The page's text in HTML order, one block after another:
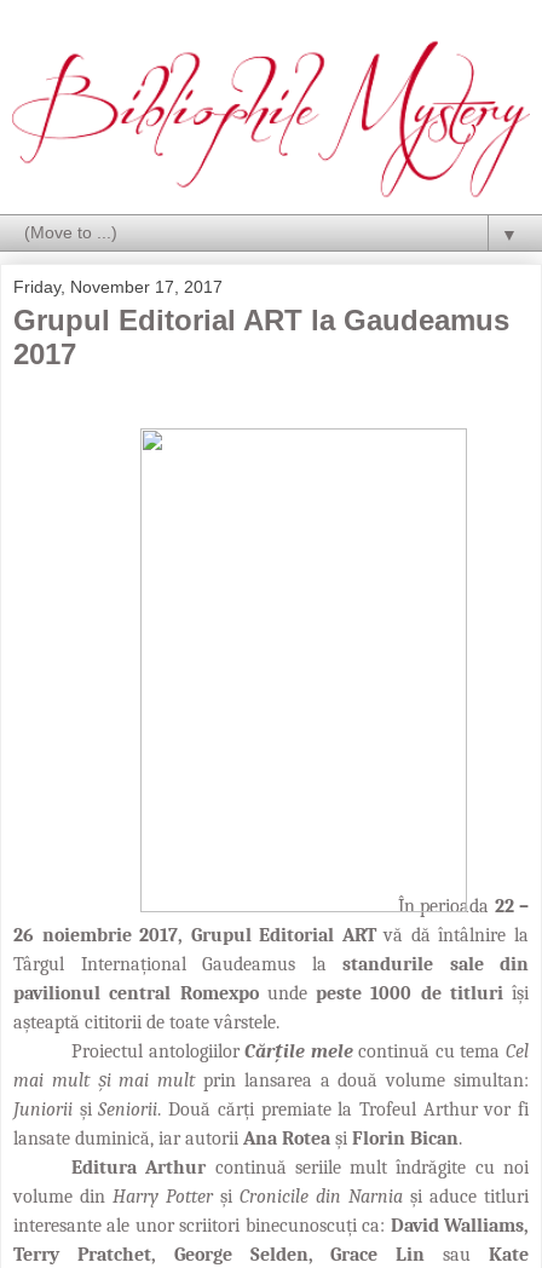
▼
Friday, November 17, 2017
Grupul Editorial ART la Gaudeamus
2017
În perioada 22 –
26 noiembrie 2017, Grupul Editorial ARTvă dă întâlnire la
Târgul Internațional Gaudeamus la standurile sale din
pavilionul central Romexpo unde peste 1000 de titluriîși
așteaptă cititorii de toate vârstele.
Proiectul antologiilorCărțile melecontinuă cu temaCel
mai mult și mai multprin lansarea a două volume simultan:
Juniorii șiSeniorii. Două cărți premiate la Trofeul Arthur vor fi
lansate duminică, iar autorii Ana Rotea și Florin Bican.
Editura Arthurcontinuă seriile mult îndrăgite cu noi
volume din Harry Potterși Cronicile din Narnia și aduce titluri
interesante ale unor scriitori binecunoscuți ca: David Walliams,
Terry Pratchet, George Selden, Grace LinsauKate